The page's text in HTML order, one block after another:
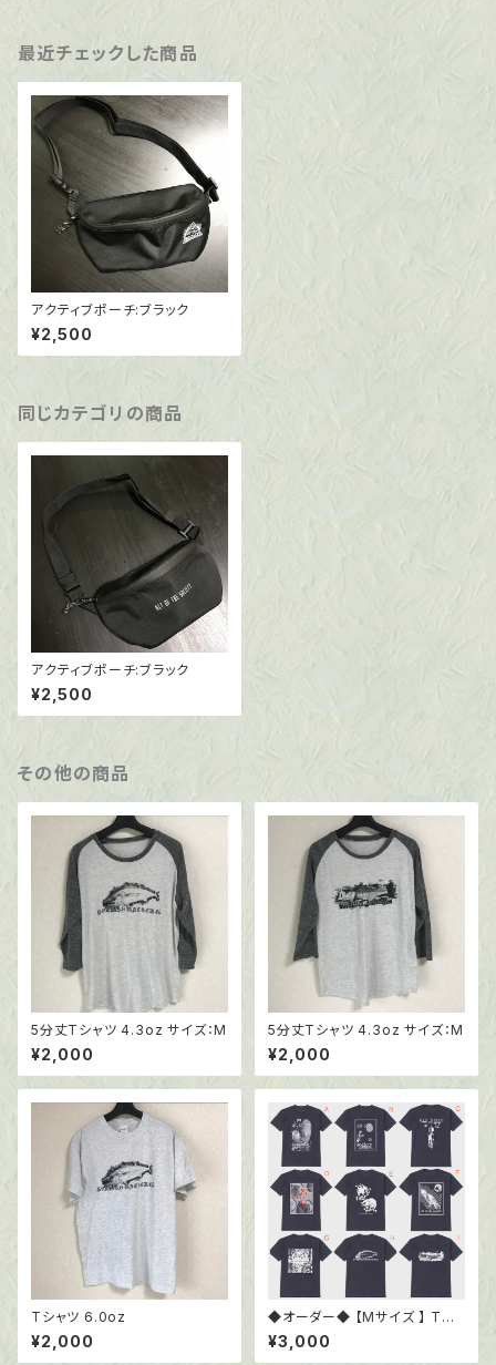
最近チェックした商品
アクティブポーチ:ブラック
¥2,500
同じカテゴリの商品
アクティブポーチ:ブラック
¥2,500
その他の商品
5分丈Tシャツ 4.3oz サイズ：M
¥2,000
5分丈Tシャツ 4.3oz サイズ：M
¥2,000
Tシャツ 6.0oz
¥2,000
◆オーダー◆ 【Mサイズ 】 Tシ
ャツ6.0oz ブラック
¥3,000